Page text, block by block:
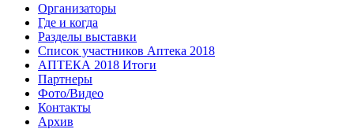
Организаторы
Где и когда
Разделы выставки
Список участников Аптека 2018
АПТЕКА 2018 Итоги
Партнеры
Фото/Видео
Контакты
Архив